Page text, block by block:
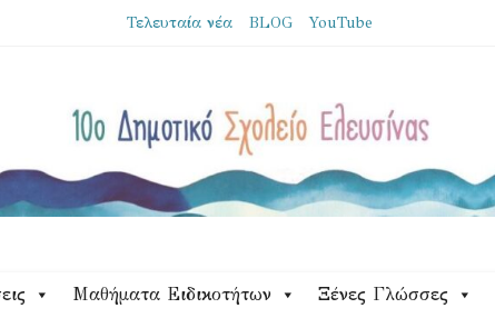
Τελευταία νέα BLOG YouTube
Μαθήματα Ειδικοτήτων Ξένες Γλώσσες